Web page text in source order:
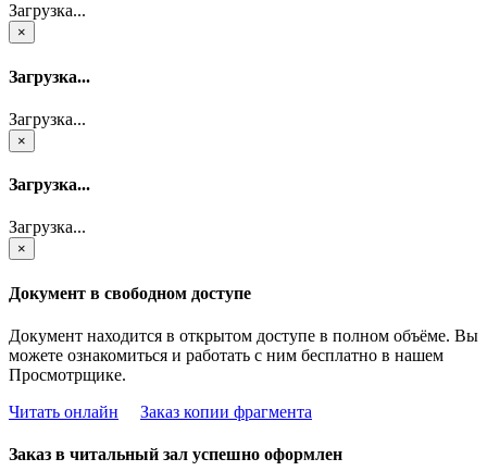
Загрузка...
×
Загрузка...
Загрузка...
×
Загрузка...
Загрузка...
×
Документ в свободном доступе
Документ находится в открытом доступе в полном объёме. Вы
можете ознакомиться и работать с ним бесплатно в нашем
Просмотрщике.
Читать онлайн
Заказ копии фрагмента
Заказ в читальный зал успешно оформлен